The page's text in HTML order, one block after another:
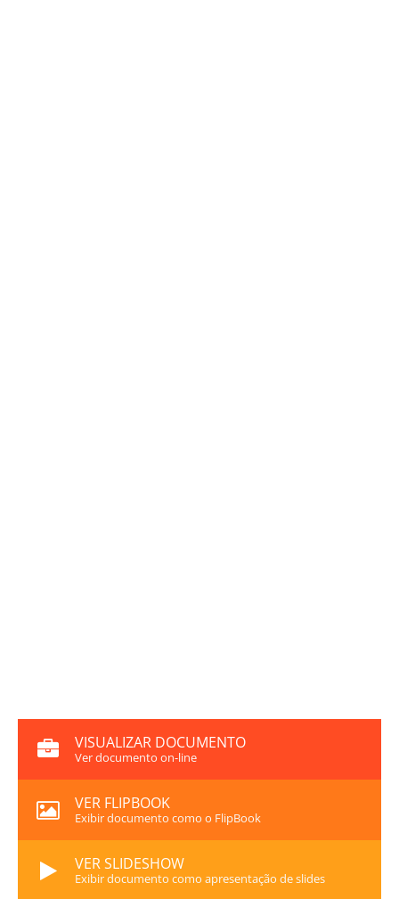
VISUALIZAR DOCUMENTO
Ver documento on-line
VER FLIPBOOK
Exibir documento como o FlipBook
VER SLIDESHOW
Exibir documento como apresentação de slides